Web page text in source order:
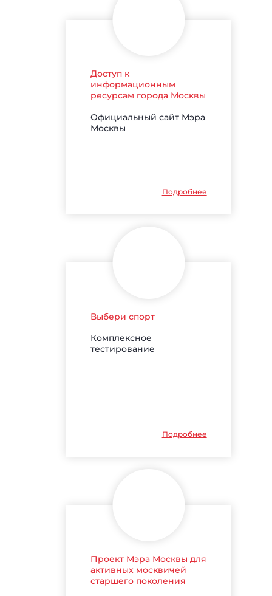
Доступ к
информационным
ресурсам города Москвы
Официальный сайт Мэра
Москвы
Подробнее
Выбери спорт
Комплексное
тестирование
Подробнее
Проект Мэра Москвы для
активных москвичей
старшего поколения